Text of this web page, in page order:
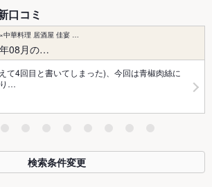
口コミ
中華料理 居酒屋 佳宴 …
08月の…
て4回目と書いてしまった)、今回は青椒肉絲に
…
検索条件変更